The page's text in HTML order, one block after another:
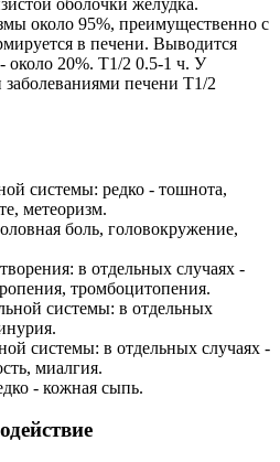
оболочки желудка.
около 95%, преимущественно с
в печени. Выводится
около 20%. T1/2 0.5-1 ч. У
печени T1/2
системы: редко - тошнота,
метеоризм.
боль, головокружение,
в отдельных случаях -
тромбоцитопения.
системы: в отдельных
системы: в отдельных случаях -
миалгия.
- кожная сыпь.